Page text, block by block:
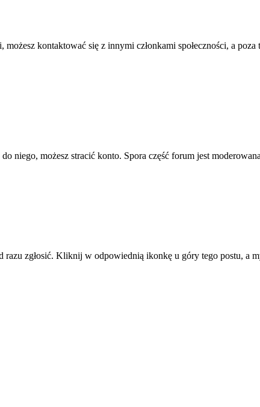
możesz kontaktować się z innymi członkami społeczności, a
do niego, możesz stracić konto. Spora część forum jest
razu zgłosić. Kliknij w odpowiednią ikonkę u góry tego postu, a